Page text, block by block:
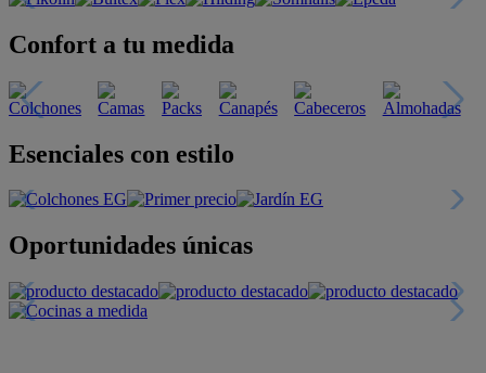
Confort a tu medida
Esenciales con estilo
Oportunidades únicas